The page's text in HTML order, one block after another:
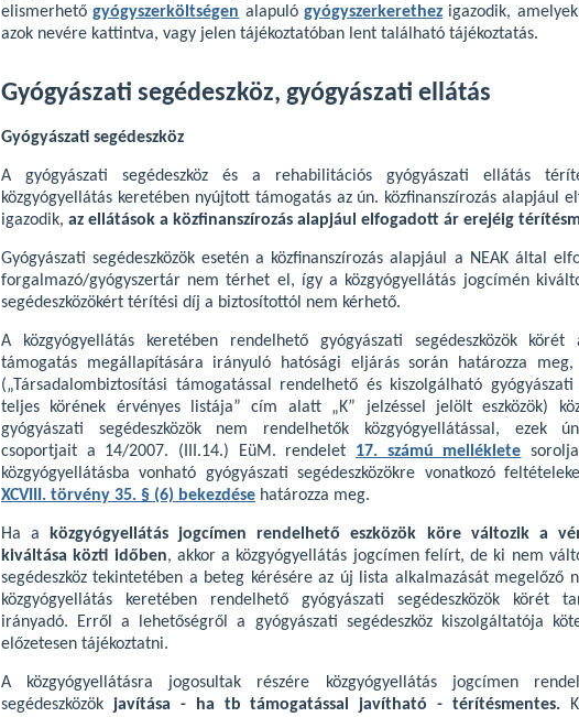
elismerhetőgyógyszerköltségen alapulógyógyszerkerethez igazodik,
azok nevére kattintva, vagy jelen tájékoztatóban lent található tájékoztatás.
Gyógyászati segédeszköz, gyógyászati ellátás
Gyógyászati segédeszköz
A gyógyászati segédeszköz és a rehabilitációs gyógyászati ellátás
közgyógyellátás keretében nyújtott támogatás az ún. közfinanszírozás alapjául
igazodik, az ellátások a közfinanszírozás alapjául elfogadott ár erejéig
Gyógyászati segédeszközök esetén a közfinanszírozás alapjául a NEAK által
forgalmazó/gyógyszertár nem térhet el, így a közgyógyellátás jogcímén
segédeszközökért térítési díj a biztosítottól nem kérhető.
A közgyógyellátás keretében rendelhető gyógyászati segédeszközök
támogatás megállapítására irányuló hatósági eljárás során határozza meg,
(„Társadalombiztosítási támogatással rendelhető és kiszolgálható gyógyászati
teljes körének érvényes listája” cím alatt „K” jelzéssel jelölt eszközök)
gyógyászati segédeszközök nem rendelhetők közgyógyellátással, ezek
csoportjait a 14/2007. (III.14.) EüM. rendelet 17. számú melléklete
közgyógyellátásba vonható gyógyászati segédeszközökre vonatkozó
XCVIII. törvény 35. § (6) bekezdése határozza meg.
Ha a
közgyógyellátás jogcímen rendelhető eszközök köre változik a
kiváltása közti időben, akkor a közgyógyellátás jogcímen felírt, de ki nem
segédeszköz tekintetében a beteg kérésére az új lista alkalmazását megelőző
közgyógyellátás keretében rendelhető gyógyászati segédeszközök körét
irányadó. Erről a lehetőségről a gyógyászati segédeszköz kiszolgáltatója
előzetesen tájékoztatni.
A közgyógyellátásra jogosultak részére közgyógyellátás jogcímen
segédeszközök javítása - ha tb támogatással javítható - térítésmentes.